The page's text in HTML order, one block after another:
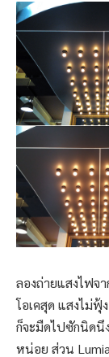
ลองถ่ายแสงไฟจ
โอเคสุด แสงไม่
ก็จะมืดไปซักนิดนึ
หน่อย ส่วน